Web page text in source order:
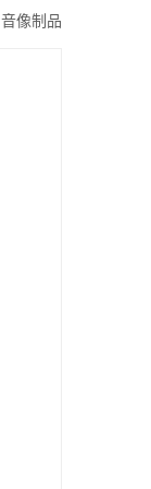
音像制品